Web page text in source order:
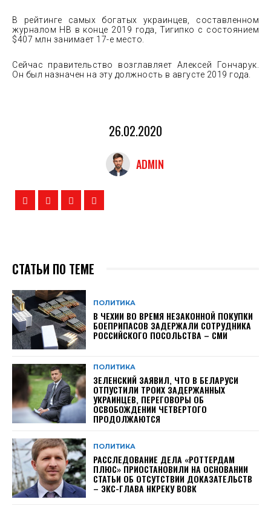
В рейтинге самых богатых украинцев, составленном
журналом НВ в конце 2019 года, Тигипко с состоянием
$407 млн занимает 17-е место.
Сейчас правительство возглавляет Алексей Гончарук.
Он был назначен на эту должность в августе 2019 года.
26.02.2020
ADMIN
СТАТЬИ ПО ТЕМЕ
ПОЛИТИКА
В ЧЕХИИ ВО ВРЕМЯ НЕЗАКОННОЙ ПОКУПКИ
БОЕПРИПАСОВ ЗАДЕРЖАЛИ СОТРУДНИКА
РОССИЙСКОГО ПОСОЛЬСТВА – СМИ
ПОЛИТИКА
ЗЕЛЕНСКИЙ ЗАЯВИЛ, ЧТО В БЕЛАРУСИ
ОТПУСТИЛИ ТРОИХ ЗАДЕРЖАННЫХ
УКРАИНЦЕВ, ПЕРЕГОВОРЫ ОБ
ОСВОБОЖДЕНИИ ЧЕТВЕРТОГО
ПРОДОЛЖАЮТСЯ
ПОЛИТИКА
РАССЛЕДОВАНИЕ ДЕЛА «РОТТЕРДАМ
ПЛЮС» ПРИОСТАНОВИЛИ НА ОСНОВАНИИ
СТАТЬИ ОБ ОТСУТСТВИИ ДОКАЗАТЕЛЬСТВ
– ЭКС-ГЛАВА НКРЕКУ ВОВК